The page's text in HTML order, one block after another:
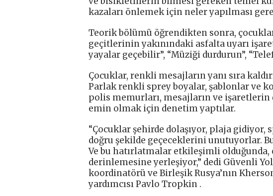
kazaları önlemek için neler yapılması
Teorik bölümü öğrendikten sonra,
geçitlerinin yakınındaki asfalta uyarı
yayalar geçebilir”, “Müziği durdurun”,
Çocuklar, renkli mesajların yanı sıra
Parlak renkli sprey boyalar, şablonlar ve
polis memurları, mesajların ve
emin olmak için denetim yaptılar.
“Çocuklar şehirde dolaşıyor, plaja gidiyor,
doğru şekilde geçeceklerini unutuyorlar.
Ve bu hatırlatmalar etkileşimli olduğunda,
derinlemesine yerleşiyor,” dedi Güvenli
koordinatörü ve Birleşik Rusya’nın
yardımcısı Pavlo Tropkin .